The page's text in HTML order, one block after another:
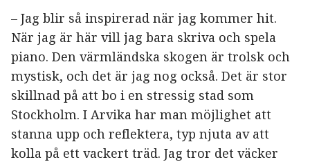
– Jag blir så inspirerad när jag kommer hit.
När jag är här vill jag bara skriva och spela
piano. Den värmländska skogen är trolsk och
mystisk, och det är jag nog också. Det är stor
skillnad på att bo i en stressig stad som
Stockholm. I Arvika har man möjlighet att
stanna upp och reflektera, typ njuta av att
kolla på ett vackert träd. Jag tror det väcker